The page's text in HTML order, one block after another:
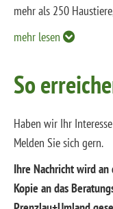
mehr als 250
mehr lesen
So
Haben wir Ihr
Melden Sie sich gern.
Ihre Nachricht wird
Kopie an das